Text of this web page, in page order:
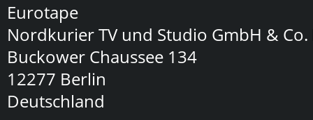
Eurotape
Nordkurier TV und Studio GmbH & Co.
Buckower Chaussee 134
12277 Berlin
Deutschland